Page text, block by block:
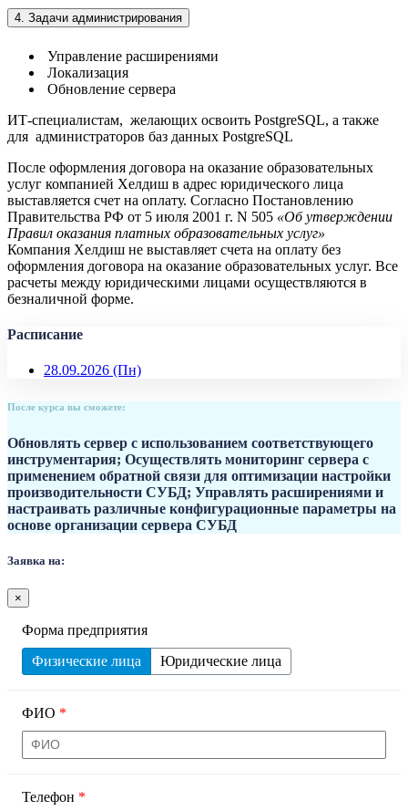
4. Задачи администрирования
Управление расширениями
Локализация
Обновление сервера
ИТ-специалистам, желающих освоить PostgreSQL, а также
для администраторов баз данных PostgreSQL
После оформления договора на оказание образовательных
услуг компанией Хелдиш в адрес юридического лица
выставляется счет на оплату. Согласно Постановлению
Правительства РФ от 5 июля 2001 г. N 505 «Об утверждении
Правил оказания платных образовательных услуг»
Компания Хелдиш не выставляет счета на оплату без
оформления договора на оказание образовательных услуг. Все
расчеты между юридическими лицами осуществляются в
безналичной форме.
Расписание
28.09.2026 (Пн)
После курса вы сможете:
Обновлять сервер с использованием соответствующего
инструментария; Осуществлять мониторинг сервера с
применением обратной связи для оптимизации настройки
производительности СУБД; Управлять расширениями и
настраивать различные конфигурационные параметры на
основе организации сервера СУБД
Заявка на:
×
Форма предприятия
Физические лица
Юридические лица
ФИО *
Телефон *